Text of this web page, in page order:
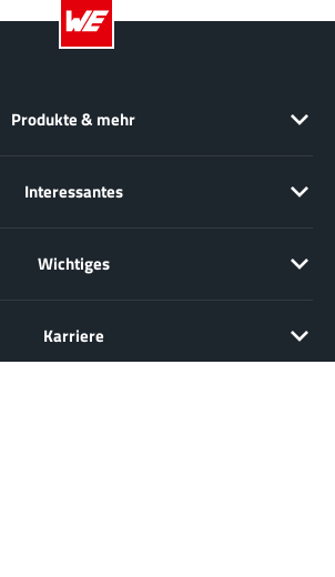
Produkte & mehr
Interessantes
Wichtiges
Karriere